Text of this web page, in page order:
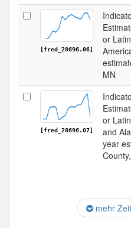
[fred_28696.06]
or
MN
[fred_28696.07]
or
and
year
mehr